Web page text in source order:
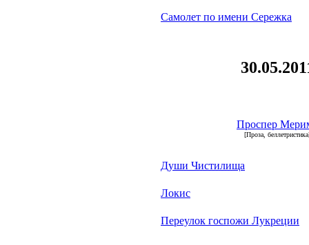
Самолет по имени Сережка
Проспер
[Проза,
Души Чистилища
Локис
Переулок госпожи Лукреции